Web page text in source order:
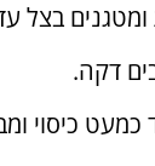
בצל
דקה.
20-25 דקות עד